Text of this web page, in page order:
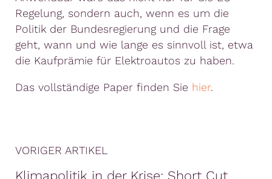
Regelung, sondern auch, wenn es um die
Politik der Bundesregierung und die Frage
geht, wann und wie lange es sinnvoll ist, etwa
die Kaufprämie für Elektroautos zu haben.
Das vollständige Paper finden Sie hier.
VORIGER ARTIKEL
Klimapolitik in der Krise: Short Cut